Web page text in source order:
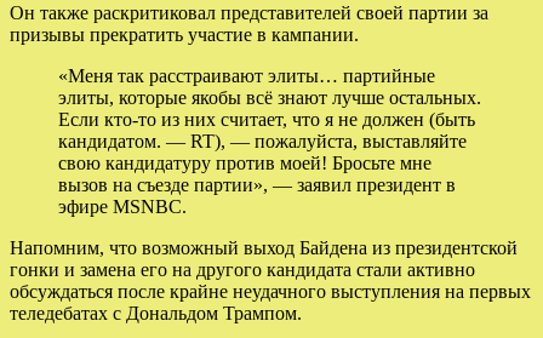
Он также раскритиковал представителей своей партии за
призывы прекратить участие в кампании.
«Меня так расстраивают элиты… партийные
элиты, которые якобы всё знают лучше остальных.
Если кто-то из них считает, что я не должен (быть
кандидатом. — RT), — пожалуйста, выставляйте
свою кандидатуру против моей! Бросьте мне
вызов на съезде партии», — заявил президент в
эфире MSNBC.
Напомним, что возможный выход Байдена из президентской
гонки и замена его на другого кандидата стали активно
обсуждаться после крайне неудачного выступления на первых
теледебатах с Дональдом Трампом.